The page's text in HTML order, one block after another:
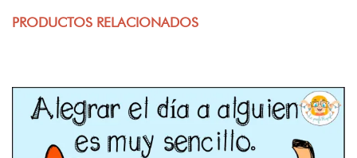
PRODUCTOS RELACIONADOS